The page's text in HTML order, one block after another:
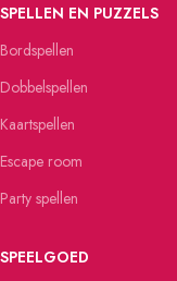
SPELLEN EN PUZZELS
Bordspellen
Dobbelspellen
Kaartspellen
Escape room
Party spellen
SPEELGOED